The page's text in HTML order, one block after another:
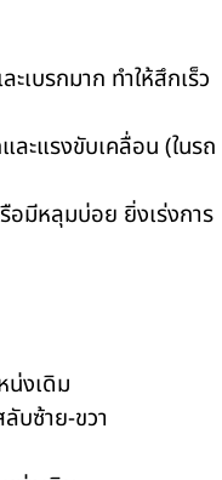
เบรกมาก ทำให้สึกเร็ว
ละแรงขับเคลื่อน (ในรถ
รือมีหลุมบ่อย ยิ่งเร่งการ
น่งเดิม
ลับซ้าย-ขวา